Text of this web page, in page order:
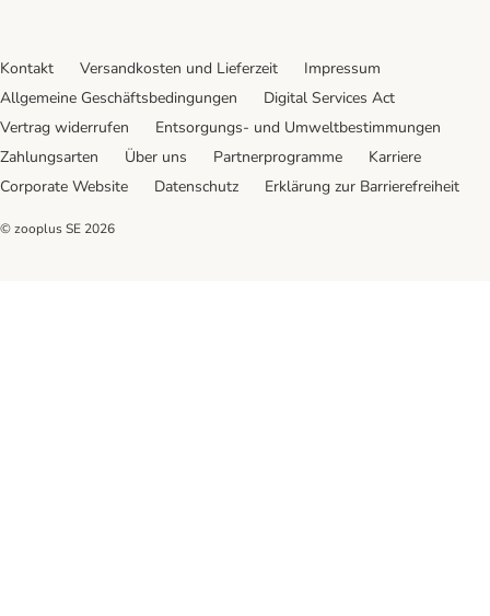
Kontakt Versandkosten und Lieferzeit
Impressum
Allgemeine Geschäftsbedingungen
Digital Services Act
Vertrag widerrufen
Entsorgungs- und Umweltbestimmungen
Zahlungsarten
Über uns Partnerprogramme
Karriere
Corporate Website
Datenschutz Erklärung zur Barrierefreiheit
© zooplus SE 2026